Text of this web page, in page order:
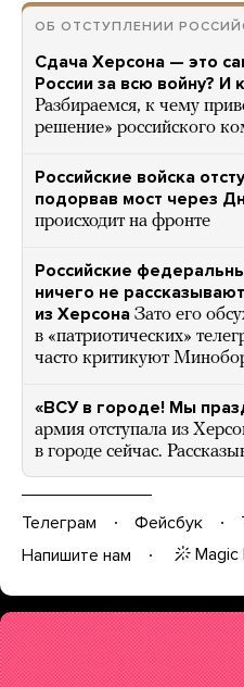
ОБ ОТСТУПЛЕНИИ
Сдача Херсона — это
России за всю войну? И
Разбираемся, к чему
решение» российского
Российские войска
подорвав мост через
происходит на фронте
Российские
ничего не
из Херсона Зато его
в «патриотических»
часто критикуют
«ВСУ в городе! Мы
армия отступала из
в городе сейчас.
Телеграм Фейсбук
Напишите нам
Magic